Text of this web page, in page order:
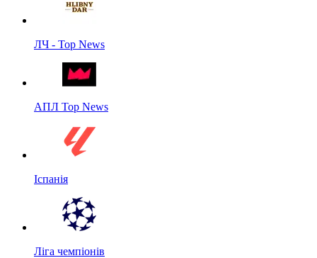
ЛЧ - Top News
АПЛ Top News
Іспанія
Ліга чемпіонів